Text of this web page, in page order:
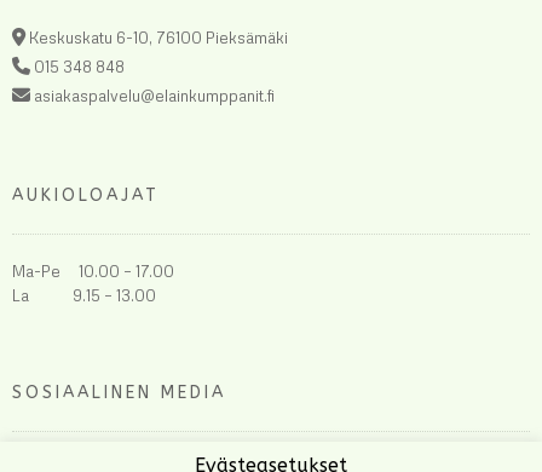
Keskuskatu 6-10, 76100 Pieksämäki
015 348 848
asiakaspalvelu@elainkumppanit.fi
AUKIOLOAJAT
Ma-Pe 10.00 – 17.00
La 9.15 – 13.00
SOSIAALINEN MEDIA
Evästeasetukset